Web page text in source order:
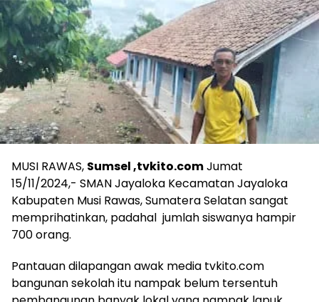
MUSI RAWAS, Sumsel ,tvkito.comJumat
15/11/2024,- SMAN Jayaloka Kecamatan Jayaloka
Kabupaten Musi Rawas, Sumatera Selatan sangat
memprihatinkan, padahal jumlah siswanya hampir
700 orang.
Pantauan dilapangan awak media tvkito.com
bangunan sekolah itu nampak belum tersentuh